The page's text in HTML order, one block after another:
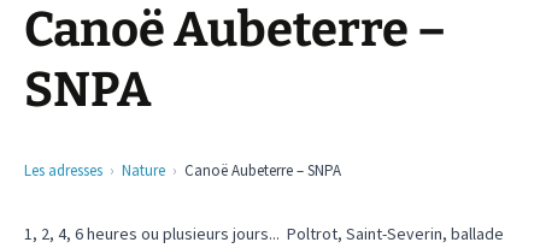
Canoë Aubeterre –
SNPA
Les adresses Nature Canoë Aubeterre – SNPA
1, 2, 4, 6 heures ou plusieurs jours... Poltrot, Saint-Severin, ballade